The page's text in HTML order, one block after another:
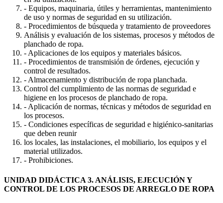
- Equipos, maquinaria, útiles y herramientas, mantenimiento
de uso y normas de seguridad en su utilización.
- Procedimientos de búsqueda y tratamiento de proveedores
Análisis y evaluación de los sistemas, procesos y métodos de
planchado de ropa.
- Aplicaciones de los equipos y materiales básicos.
- Procedimientos de transmisión de órdenes, ejecución y
control de resultados.
- Almacenamiento y distribución de ropa planchada.
Control del cumplimiento de las normas de seguridad e
higiene en los procesos de planchado de ropa.
- Aplicación de normas, técnicas y métodos de seguridad en
los procesos.
- Condiciones específicas de seguridad e higiénico-sanitarias
que deben reunir
los locales, las instalaciones, el mobiliario, los equipos y el
material utilizados.
- Prohibiciones.
UNIDAD DIDÁCTICA 3. ANÁLISIS, EJECUCIÓN Y
CONTROL DE LOS PROCESOS DE ARREGLO DE ROPA